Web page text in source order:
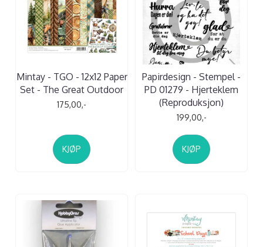
Mintay - TGO - 12x12 Paper
Set - The Great Outdoor
175,00,-
KJØP
Papirdesign - Stempel -
PD 01279 - Hjerteklem
(Reproduksjon)
199,00,-
KJØP